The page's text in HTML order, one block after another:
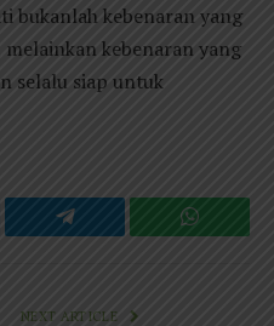
bukanlah kebenaran yang
kebenaran yang
selalu siap untuk
Telegram
NEXT ARTICLE